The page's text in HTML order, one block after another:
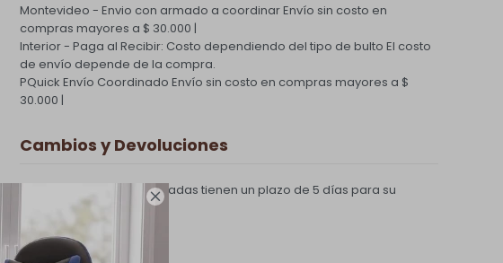

Montevideo - Envio con armado a coordinarEnvío sin costo en
compras mayores a $ 30.000 |
Interior - Paga al Recibir: Costo dependiendo del tipo de bulto El costo
de envío depende de la compra.
PQuick Envío Coordinado Envío sin costo en compras mayores a $
30.000 |
Cambios y Devoluciones
Todas las compras realizadas tienen un plazo de 5 días para su
Ver mas